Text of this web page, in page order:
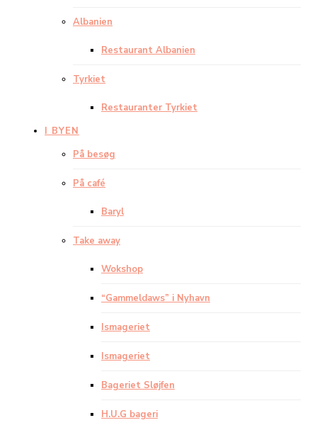
Albanien
Restaurant Albanien
Tyrkiet
Restauranter Tyrkiet
I BYEN
På besøg
På café
Baryl
Take away
Wokshop
“Gammeldaws” i Nyhavn
Ismageriet
Ismageriet
Bageriet Sløjfen
H.U.G bageri